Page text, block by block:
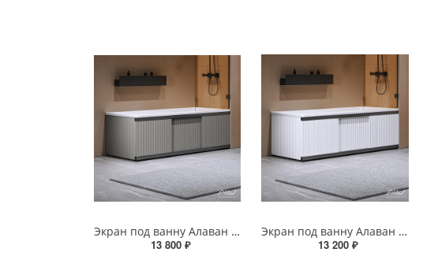
Экран под ванну Алаван Альт Блэк 170 см серый ALV1203009
13 800 ₽
Экран под ванну Алаван Альт Блэк 170 см белый ALV1203006
13 200 ₽